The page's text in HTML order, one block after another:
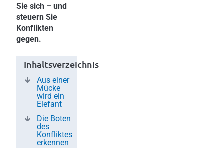
Sie sich – und
steuern Sie
Konflikten
gegen.
Inhaltsverzeichnis
Aus einer
Mücke
wird ein
Elefant
Die Boten
des
Konfliktes
erkennen